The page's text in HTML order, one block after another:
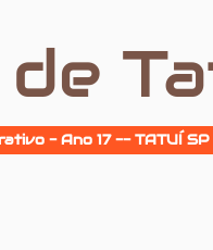
- Ano 17 -- TATUÍ SP